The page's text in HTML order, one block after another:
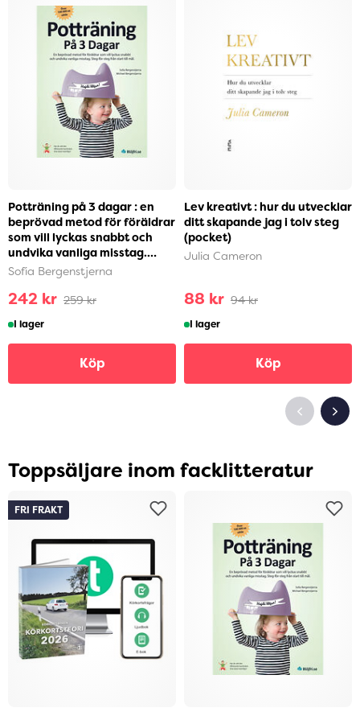
Potträning på 3 dagar : en
beprövad metod för föräldrar
som vill lyckas snabbt och
undvika vanliga misstag.
Steg-för-ste...
Sofia Bergenstjerna
242 kr 259 kr
I lager
Köp
Lev kreativt : hur du utvecklar
ditt skapande jag i tolv steg
(pocket)
Julia Cameron
88 kr 94 kr
I lager
Köp
Toppsäljare inom facklitteratur
FRI FRAKT